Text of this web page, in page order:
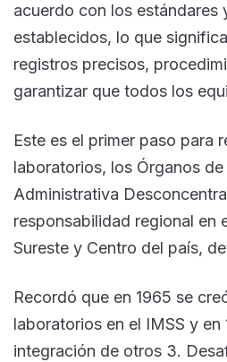
acuerdo con los estándares
establecidos, lo que
registros precisos,
garantizar que todos los
Este es el primer paso para
laboratorios, los Órganos
Administrativa
responsabilidad regional en
Sureste y Centro del país,
Recordó que en 1965 se
laboratorios en el IMSS y en
integración de otros 3.